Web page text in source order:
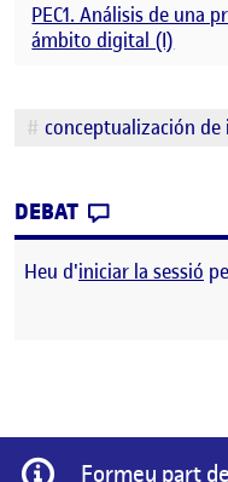
PEC1. Análisis de una
ámbito digital (I)
Etiquetes
conceptualización
DEBAT
Heu d'iniciar la sessió
Informació
Formeu part